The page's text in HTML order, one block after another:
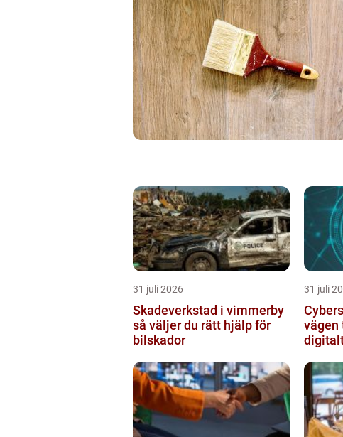
31 juli 2026
Skadeverkstad i vimmerby
så väljer du rätt hjälp för
bilskador
31 juli
vägen